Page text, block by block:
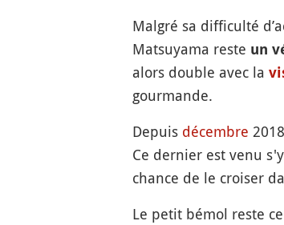
Malgré sa difficulté
Matsuyama reste un
alors double avec la
gourmande.
Depuis décembre
Ce dernier est venu
chance de le croiser
Le petit bémol reste